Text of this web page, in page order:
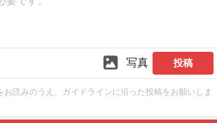
写真 投稿
お読みのうえ、ガイドラインに沿った投稿をお願いしま